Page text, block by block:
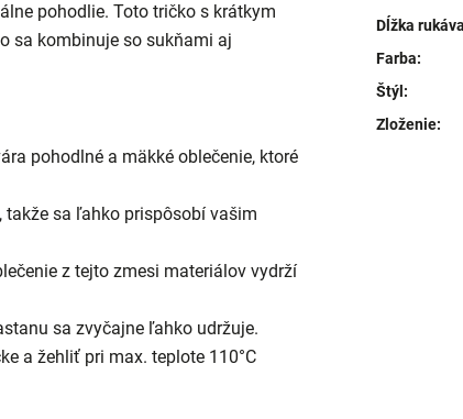
pohodlie. Toto tričko s krátkym
sa kombinuje so sukňami aj
pohodlné a mäkké oblečenie, ktoré
takže sa ľahko prispôsobí vašim
z tejto zmesi materiálov vydrží
sa zvyčajne ľahko udržuje.
a žehliť pri max. teplote 110°C
Dĺžka
Farba:
Štýl:
Zloženie: